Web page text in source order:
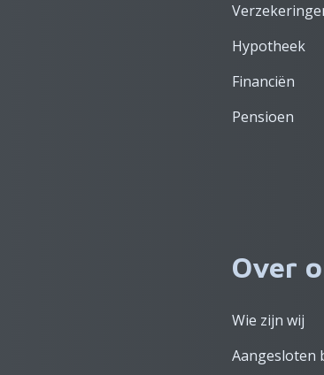
Hypotheek
Financiën
Pensioen
Over
Wie zijn wij
Aangesloten